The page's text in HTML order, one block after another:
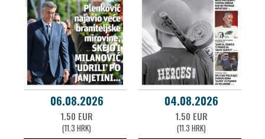
06.08.2026
1.50 EUR
(11.3 HRK)
04.08.2026
1.50 EUR
(11.3 HRK)